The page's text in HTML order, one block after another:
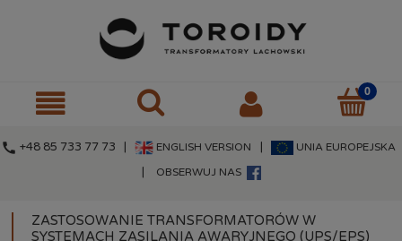
call +48 85 733 77 73 | ENGLISH VERSION UNIA EUROPEJSKA
OBSERWUJ NAS
ZASTOSOWANIE TRANSFORMATORÓW W
SYSTEMACH ZASILANIA AWARYJNEGO (UPS/EPS)